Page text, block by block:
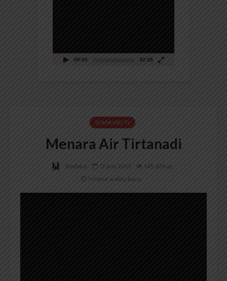
00:00 32:39
SUARA USU TV
Menara Air Tirtanadi
Redaksi 13 Juni 2015
145 dilihat
1 menit waktu baca